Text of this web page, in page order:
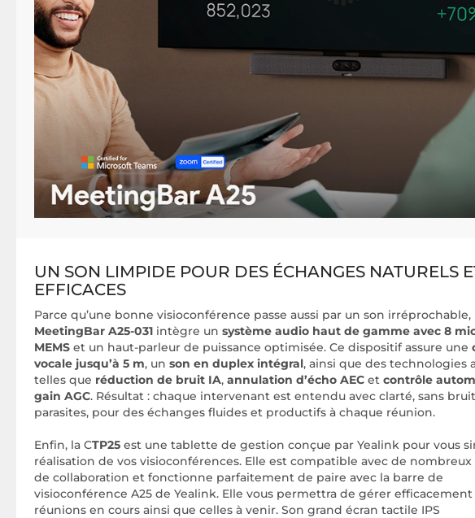
UN SON LIMPIDE POUR DES ÉCHANGES NATURELS
EFFICACES
Parce qu’une bonne visioconférence passe aussi par un son irréprochable,
MeetingBar A25-031 intègre un système audio haut de gamme avec 8
MEMS et un haut-parleur de puissance optimisée. Ce dispositif assure une
vocale jusqu’à 5 m, un son en duplex intégral, ainsi que des technologies
telles que réduction de bruit IA, annulation d’écho AEC et contrôle
gain AGC. Résultat : chaque intervenant est entendu avec clarté, sans
parasites, pour des échanges fluides et productifs à chaque réunion.
Enfin, la CTP25 est une tablette de gestion conçue par Yealink pour vous
réalisation de vos visioconférences. Elle est compatible avec de nombreux
de collaboration et fonctionne parfaitement de paire avec la barre de
visioconférence A25 de Yealink. Elle vous permettra de gérer efficacement
réunions en cours ainsi que celles à venir. Son grand écran tactile IPS